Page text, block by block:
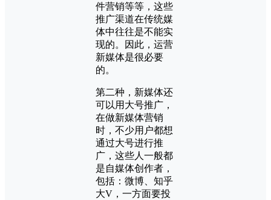
件营销等等，这些
推广渠道在传统媒
体中往往是不能实
现的。因此，运营
新媒体是很必要
的。
第二种，新媒体还
可以用大号推广，
在做新媒体营销
时，不少用户都想
通过大号进行推
广，这些人一般都
是自媒体创作者，
包括：微博、知乎
大V，一方面要投